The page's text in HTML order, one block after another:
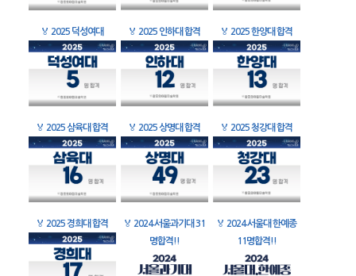
🏅 2025 덕성여대 🏅 2025 인하대 합격 🏅 2025 한양대 합격
🏅 2025 삼육대 합격 🏅 2025 상명대 합격 🏅 2025 청강대 합격
🏅 2025 경희대 합격 🏅 2024 서울과기대 31
명합격!!
🏅 2024 서울대 한예종
11명합격!!